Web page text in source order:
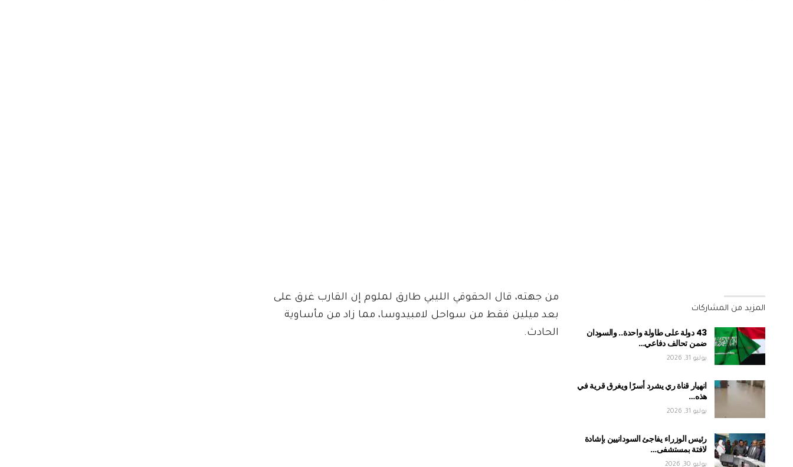
المزيد من المشاركات
43 دولة على طاولة واحدة.. والسودان
ضمن تحالف دفاعي…
يوليو 31, 2026
انهيار قناة ري يشرد أسرًا ويغرق قرية في
هذه…
يوليو 31, 2026
رئيس الوزراء يفاجئ السودانيين بإشادة
لافتة بمستشفى…
يوليو 30, 2026
من جهته، قال الحقوقي الليبي طارق لملوم إن القارب غرق على
بعد ميلين فقط من سواحل لامبيدوسا، مما زاد من مأساوية
الحادث.